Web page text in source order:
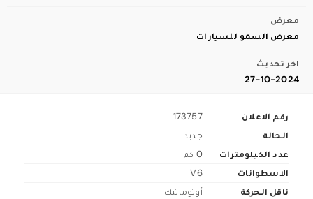
معرض
معرض السمو للسيارات
اخر تحديث
27-10-2024
رقم الاعلان
173757
الحالة
جديد
عدد الكيلومترات
0 كم
الاسطوانات
V6
ناقل الحركة
أوتوماتيك